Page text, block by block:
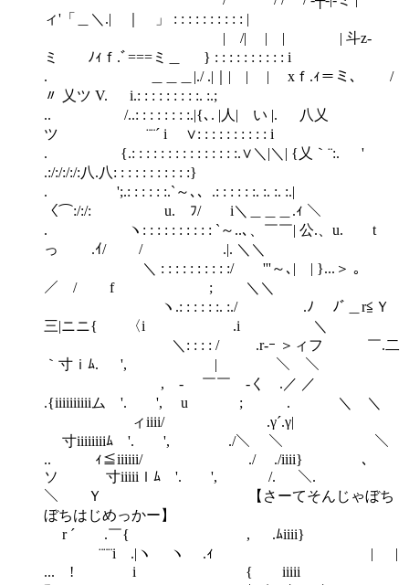
ィ'「＿＼.| ｜ 」 : : : : : : : : : : |
| /| | | | 斗z‐
ミ ﾉｨｆ.ﾞ===ミ＿ } : : : : : : : : : : i
. ＿＿＿|./ .|｜| | | xｆ.ｨ＝ミ､ /
〃 乂ツ V. i.: : : : : : : : :. :.;
.. /..: : : : : : : :.|{､. |人| い |. 八乂
ツ ¨¨´ i ∨: : : : : : : : : : i
. {.: : : : : : : : : : : : : : :.∨＼|＼| {乂｀¨:. '
.:/:/:/:/:八.八: : : : : : : : : : :}
. ';.: : : : : :.`～､、.: : : : : :. :. :. :.|
〈⌒:/:/: u. ﾌ/ i＼＿＿＿.ｨ ＼
. ヽ: : : : : : : : : : `～..､、￣￣| 公.、u. t
っ .ｲ/ / .|. ＼＼
＼ : : : : : : : : : :/ '''～､| | }...＞ ｡
／ / f ; ＼＼
ヽ.: : : : : :. :./ .ﾉ ﾉﾞ＿r≦Ｙ
三|ニニ{ 〈i .i ＼
＼: : : : / .r-ｰ ＞ィフ ￣.二
｀寸ｉﾑ. ', | ＼ ＼
, - ￣￣ -く .／ ／
.{iiiiiiiiiiム '. ', u ; . ＼ ＼
ィiiii/ .γ´.γ|
寸iiiiiiiiﾑ '. ', ./＼ ＼ ＼
.. ｨ≦iiiiii/ ./ ./iiii} ､
ソ 寸iiiiiｌﾑ '. ', /. ＼.
＼ Ｙ 【さーてそんじゃぼち
ぼちはじめっかー】
r ´ .￣{ , .ﾑiiii}
¨¨¨i .|ヽ ヽ .ｨ | |
... ! i { iiiii